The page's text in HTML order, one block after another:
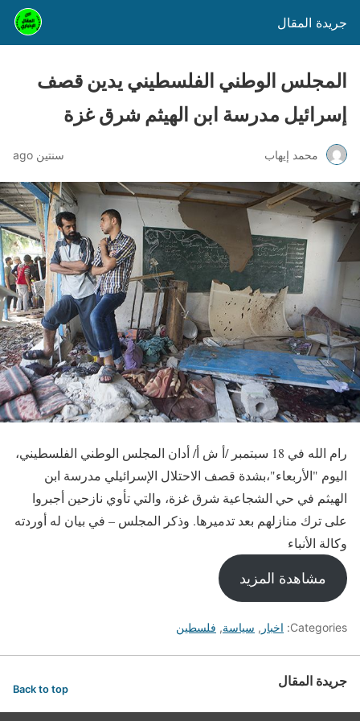
جريدة المقال
المجلس الوطني الفلسطيني يدين قصف
إسرائيل مدرسة ابن الهيثم شرق غزة
محمد إيهاب سنتين ago
رام الله في 18 سبتمبر /أ ش أ/ أدان المجلس الوطني الفلسطيني،
اليوم "الأربعاء"،بشدة قصف الاحتلال الإسرائيلي مدرسة ابن
الهيثم في حي الشجاعية شرق غزة، والتي تأوي نازحين أجبروا
على ترك منازلهم بعد تدميرها. وذكر المجلس – في بيان له أوردته
وكالة الأنباء
مشاهدة المزيد
Categories: اخبار , سياسة, فلسطين
جريدة المقال Back to top